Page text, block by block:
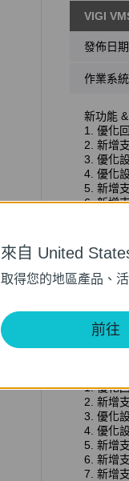
VIGI
發佈日
作業系
新功能
1. 優化
2. 新增
3. 優化
4. 優化
5. 新增
6. 新增
VIGI
作業系
1. 優化
2. 新增
3. 優化
4. 優化
5. 新增
6. 新增
7. 新增
來自 United
取得您的地區產品、
前往